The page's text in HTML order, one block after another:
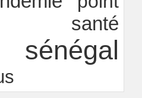
santé
sénégal